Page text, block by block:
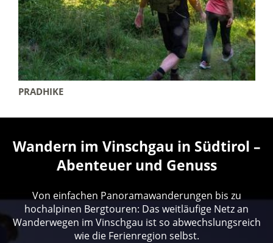
PRADHIKE
Wandern im Vinschgau in Südtirol –
Abenteuer und Genuss
Von einfachen Panoramawanderungen bis zu
hochalpinen Bergtouren: Das weitläufige Netz an
Wanderwegen im Vinschgau ist so abwechslungsreich
wie die Ferienregion selbst.